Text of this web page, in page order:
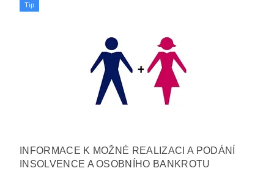
Tip
INFORMACE K MOŽNÉ REALIZACI A PODÁNÍ
INSOLVENCE A OSOBNÍHO BANKROTU